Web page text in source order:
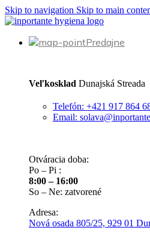
Skip to navigation Skip to main
Predajne
Veľkosklad Dunajská Streada
Telefón: +421 917 864
Email:
Otváracia doba:
Po – Pi :
8:00 – 16:00
So – Ne: zatvorené
Adresa:
Nová osada 805/25, 929 01